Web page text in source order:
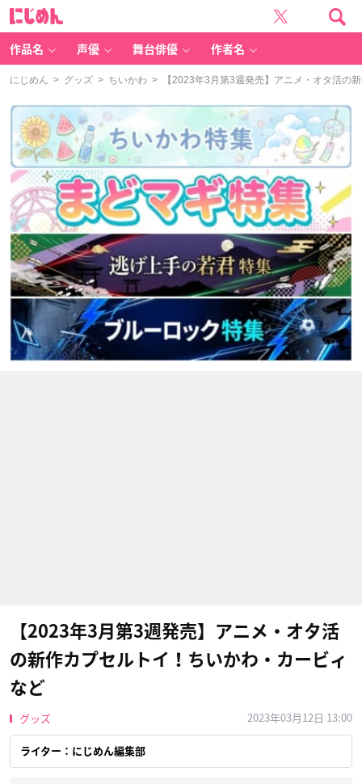
作品名 声優 舞台俳優 作者名
にじめん > グッズ > ちいかわ > 【2023年3月第3週発売】アニメ・オタ活の
【2023年3月第3週発売】アニメ・オタ活
の新作カプセルトイ！ちいかわ・カービィ
など
グッズ 2023年03月12日 13:00
ライター：にじめん編集部